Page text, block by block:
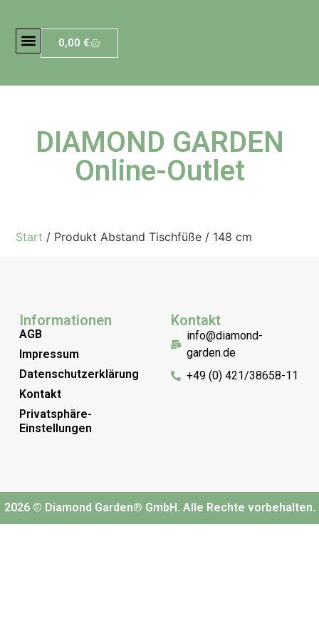
0,00€
DIAMOND GARDEN
Online-Outlet
Start / Produkt Abstand Tischfüße / 148 cm
Informationen
AGB
Impressum
Datenschutzerklärung
Kontakt
Privatsphäre-
Einstellungen
Kontakt
info@diamond-
garden.de
+49 (0) 421/38658-11
2026 © Diamond Garden® GmbH. Alle Rechte vorbehalten.